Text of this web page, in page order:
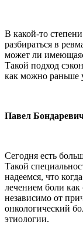
В какой-то
разбираться в
может ли
Такой подход
как можно раньше
Павел
Сегодня есть
Такой
надеемся, что
лечением боли как
независимо от
онкологический
этиологии.